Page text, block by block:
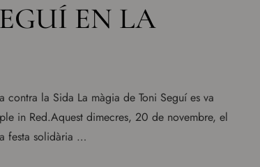
EN LA
la Sida La màgia de Toni Seguí es va
in Red.Aquest dimecres, 20 de novembre, el
festa solidària …